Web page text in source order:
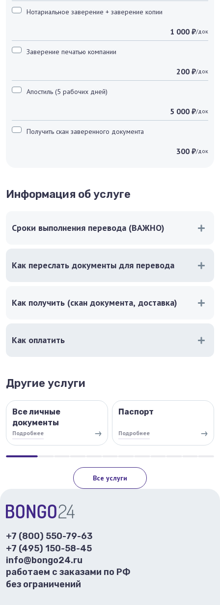
Нотариальное заверение + заверение копии
1 000 ₽/док
Заверение печатью компании
200 ₽/док
Апостиль (5 рабочих дней)
5 000 ₽/док
Получить скан заверенного документа
300 ₽/док
Информация об услуге
Сроки выполнения перевода (ВАЖНО)
Как переслать документы для перевода
Как получить (скан документа, доставка)
Как оплатить
Другие услуги
Все личные
документы
Подробнее
Паспорт
Подробнее
Все услуги
+7 (800) 550-79-63
+7 (495) 150-58-45
info@bongo24.ru
работаем с заказами по РФ
без ограничений